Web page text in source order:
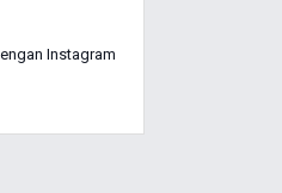
Instagram